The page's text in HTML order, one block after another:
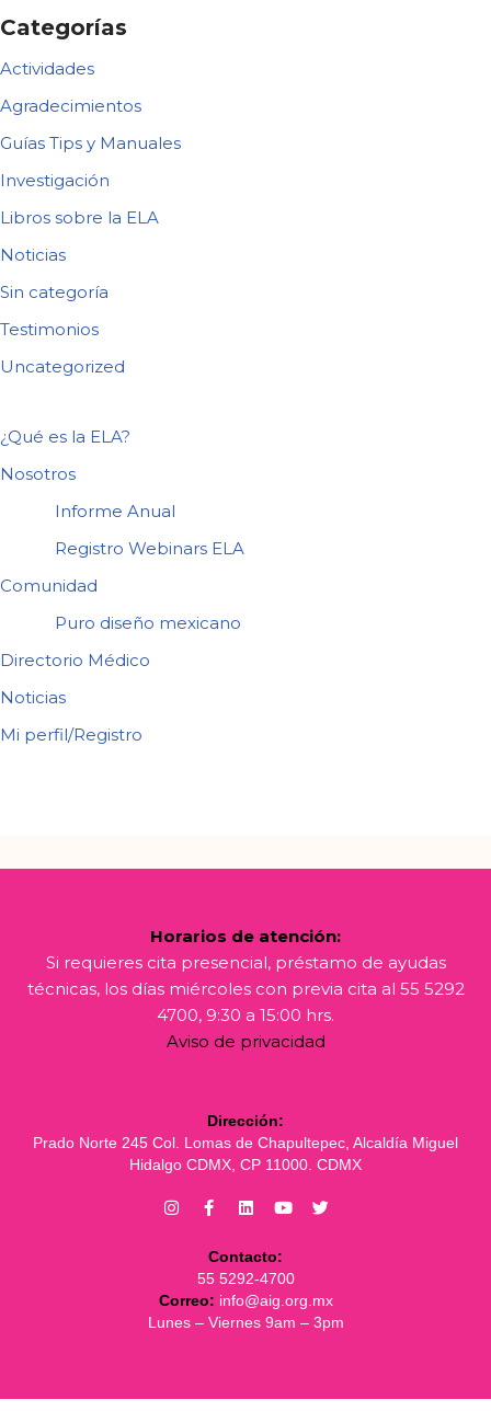
Categorías
Actividades
Agradecimientos
Guías Tips y Manuales
Investigación
Libros sobre la ELA
Noticias
Sin categoría
Testimonios
Uncategorized
¿Qué es la ELA?
Nosotros
Informe Anual
Registro Webinars ELA
Comunidad
Puro diseño mexicano
Directorio Médico
Noticias
Mi perfil/Registro
Horarios de atención:
Si requieres cita presencial, préstamo de ayudas
técnicas, los días miércoles con previa cita al 55 5292
4700, 9:30 a 15:00 hrs.
Aviso de privacidad
Dirección:
Prado Norte 245 Col. Lomas de Chapultepec, Alcaldía Miguel
Hidalgo CDMX, CP 11000. CDMX
Contacto:
55 5292-4700
Correo: info@aig.org.mx
Lunes – Viernes 9am – 3pm